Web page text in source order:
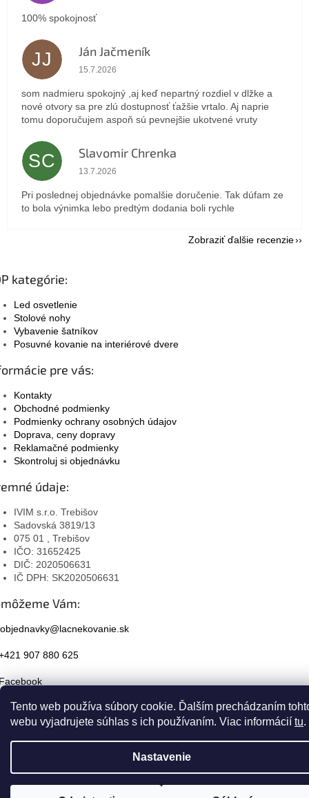
Tento web používa súbory cookie. Ďalším prechádzaním
webu vyjadrujete súhlas s ich používaním. Viac informácií tu.
Nastavenie
100% spokojnosť
JJ Ján Jačmeník
Hodnotenie obchodu je 5 z 5 hviezdičiek.
15.7.2026
som nadmieru spokojný ,aj keď nepartný rozdiel v dlžke a
nové otvory sa pre zlú dostupnosť ťažšie vrtalo. Aj naprie
tomu doporučujem aspoň sú pevnejšie ukotvené vruty
SC Slavomir Chrenka
Hodnotenie obchodu je 5 z 5 hviezdičiek.
13.7.2026
Pri poslednej objednávke pomalšie doručenie. Tak dúfam ze
to bola výnimka lebo predtým dodania boli rychle
Zobraziť ďalšie recenzie
kategórie:
Led osvetlenie
Stolové nohy
Vybavenie šatníkov
Posuvné kovanie na interiérové dvere
pre vás:
Kontakty
Obchodné podmienky
Podmienky ochrany osobných údajov
Doprava, ceny dopravy
Reklamačné podmienky
Skontroluj si objednávku
údaje:
IVIM s.r.o. Trebišov
Sadovská 3819/13
075 01 , Trebišov
IČO: 31652425
DIČ: 2020506631
IČ DPH: SK2020506631
Vám:
objednavky@lacnekovanie.sk
907 880 625